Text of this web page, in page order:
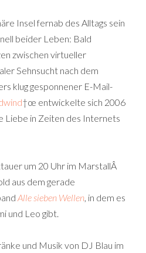
Insel fernab des Alltags sein
beider Leben: Bald
zwischen virtueller
Sehnsucht nach dem
klug gesponnener E-Mail-
†œ entwickelte sich 2006
Liebe in Zeiten des Internets
um 20 Uhr im MarstallÂ
aus dem gerade
Alle sieben Wellen, in dem es
und Leo gibt.
und Musik von DJ Blau im